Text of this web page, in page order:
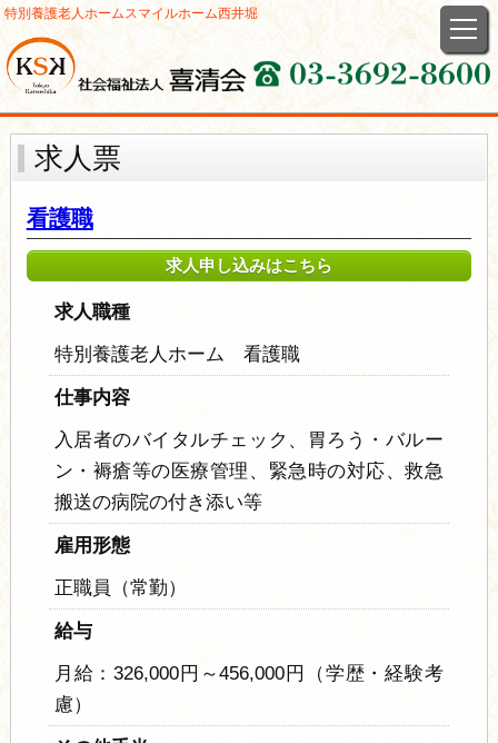
特別養護老人ホームスマイルホーム西井堀
求人票
看護職
求人申し込みはこちら
求人職種
特別養護老人ホーム 看護職
仕事内容
入居者のバイタルチェック、胃ろう・バルー
ン・褥瘡等の医療管理、緊急時の対応、救急
搬送の病院の付き添い等
雇用形態
正職員（常勤）
給与
月給：326,000円～456,000円（学歴・経験考
慮）